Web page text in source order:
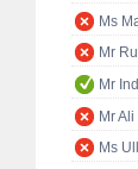
Ms
Mr
Mr
Mr
Ms